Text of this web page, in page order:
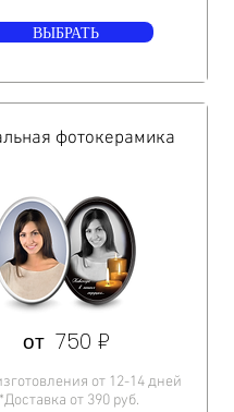
ВЫБРАТЬ
фотокерамика
от 750 ₽
от 12-14 дней
от 390 руб.